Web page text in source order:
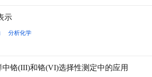
示
分析化学
铬(III)和铬(VI)选择性测定中的应用